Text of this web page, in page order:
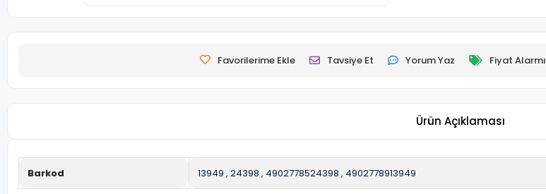
Favorilerime Ekle Tavsiye Et Yorum Yaz Fiyat Alarmı
Ürün Açıklaması
Barkod 13949 , 24398 , 4902778524398 , 4902778913949